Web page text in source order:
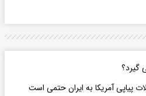
گیرد؟
پیاپی آمریکا به ایران حتمی است